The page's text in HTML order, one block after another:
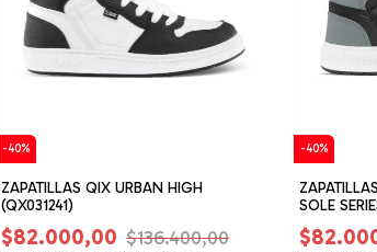
-40%
ZAPATILLAS QIX URBAN HIGH
(QX031241)
$82.000,00 $136.400,00
-40%
SOLE